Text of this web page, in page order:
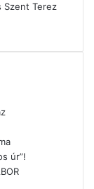
Szent Terez
úr”!